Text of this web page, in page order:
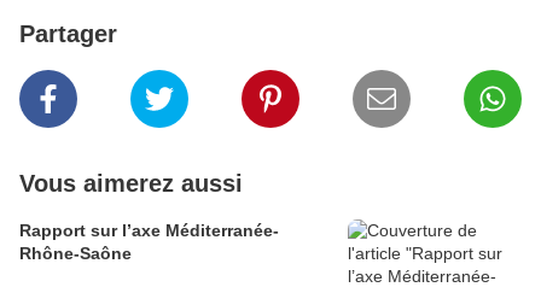
Partager
Vous aimerez aussi
Rapport sur l’axe Méditerranée-
Rhône-Saône